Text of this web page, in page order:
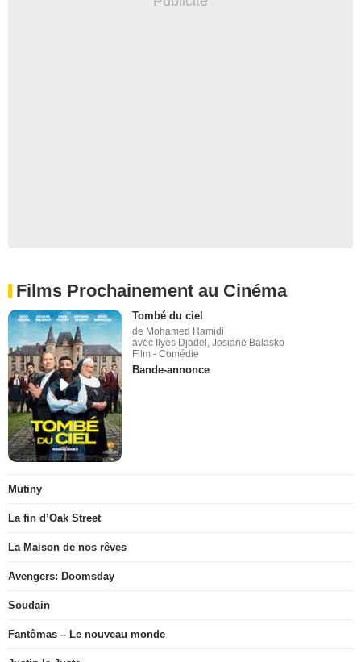
Films Prochainement au Cinéma
Tombé du ciel
de Mohamed Hamidi
avec Ilyes Djadel, Josiane Balasko
Film - Comédie
Bande-annonce
Mutiny
La fin d’Oak Street
La Maison de nos rêves
Avengers: Doomsday
Soudain
Fantômas – Le nouveau monde